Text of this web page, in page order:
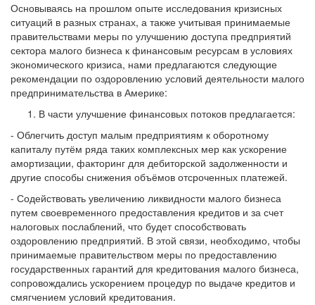
Основываясь на прошлом опыте исследования кризисных
ситуаций в разных странах, а также учитывая принимаемые
правительствами меры по улучшению доступа предприятий
сектора малого бизнеса к финансовым ресурсам в условиях
экономического кризиса, нами предлагаются следующие
рекомендации по оздоровлению условий деятельности малого
предпринимательства в Америке:
В части улучшение финансовых потоков предлагается:
- Облегчить доступ малым предприятиям к оборотному
капиталу путём ряда таких комплексных мер как ускорение
амортизации, факторинг для дебиторской задолженности и
другие способы снижения объёмов отсроченных платежей.
- Содействовать увеличению ликвидности малого бизнеса
путем своевременного предоставления кредитов и за счет
налоговых послаблений, что будет способствовать
оздоровлению предприятий. В этой связи, необходимо, чтобы
принимаемые правительством меры по предоставлению
государственных гарантий для кредитования малого бизнеса,
сопровождались ускорением процедур по выдаче кредитов и
смягчением условий кредитования.